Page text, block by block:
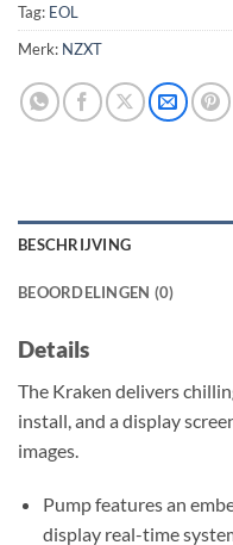
Tag: EOL
Merk: NZXT
BESCHRIJVING
BEOORDELINGEN (0)
Details
The Kraken delivers
install, and a display
images.
Pump features an
display real-time